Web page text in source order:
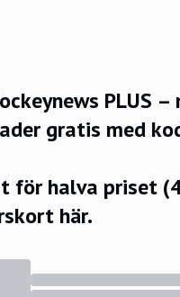
PLUS –
gratis med
för halva priset
här.